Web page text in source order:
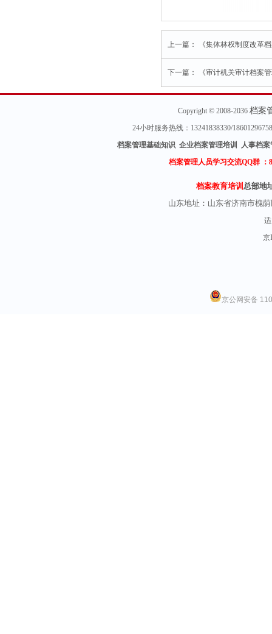
上一篇： 《集体林权制度改革
下一篇： 《审计机关审计档案
Copyright © 2008-2036 档案
24小时服务热线：13241838330/
档案管理基础知识 企业档案管理培训 人事档
档案管理人员学习交流QQ群 ：
档案教育培训总部地
山东地址： 山东省济南市槐
京
京公网安备